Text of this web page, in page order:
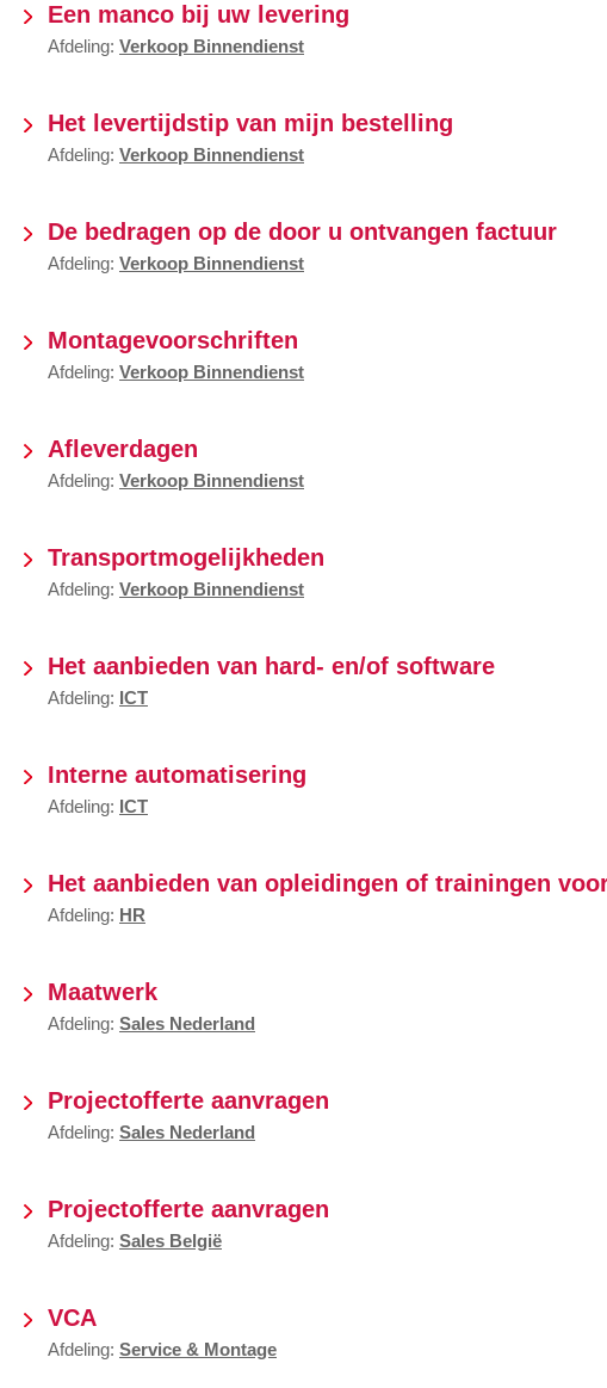
Een manco bij uw levering
Afdeling: Verkoop Binnendienst
Het levertijdstip van mijn bestelling
Afdeling: Verkoop Binnendienst
De bedragen op de door u ontvangen factuur
Afdeling: Verkoop Binnendienst
Montagevoorschriften
Afdeling: Verkoop Binnendienst
Afleverdagen
Afdeling: Verkoop Binnendienst
Transportmogelijkheden
Afdeling: Verkoop Binnendienst
Het aanbieden van hard- en/of software
Afdeling: ICT
Interne automatisering
Afdeling: ICT
Het aanbieden van opleidingen of trainingen
Afdeling: HR
Maatwerk
Afdeling: Sales Nederland
Projectofferte aanvragen
Afdeling: Sales Nederland
Projectofferte aanvragen
Afdeling: Sales België
VCA
Afdeling: Service & Montage